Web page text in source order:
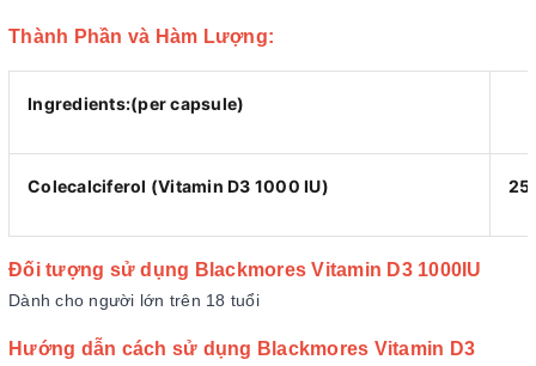
Thành Phần và Hàm Lượng:
Ingredients:(per capsule)
Colecalciferol (Vitamin D3 1000 IU) 25
Đối tượng sử dụng Blackmores Vitamin D3 1000IU
Dành cho người lớn trên 18 tuổi
Hướng dẫn cách sử dụng Blackmores Vitamin D3